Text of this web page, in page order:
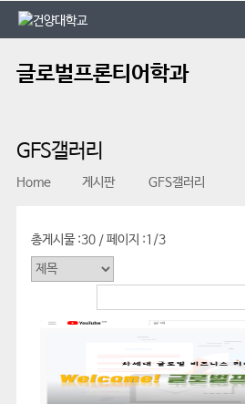
본문 바로가기
대메뉴 바로가기
글로벌프론티어학과
GFS갤러리
Home 게시판 GFS갤러리
총게시물 :30 /페이지 :1/3